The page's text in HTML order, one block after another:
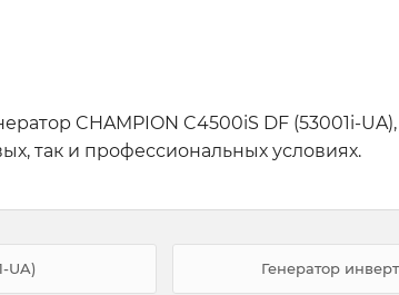
CHAMPION C4500iS DF (53001i-
так и профессиональных условиях.
UA) Генератор